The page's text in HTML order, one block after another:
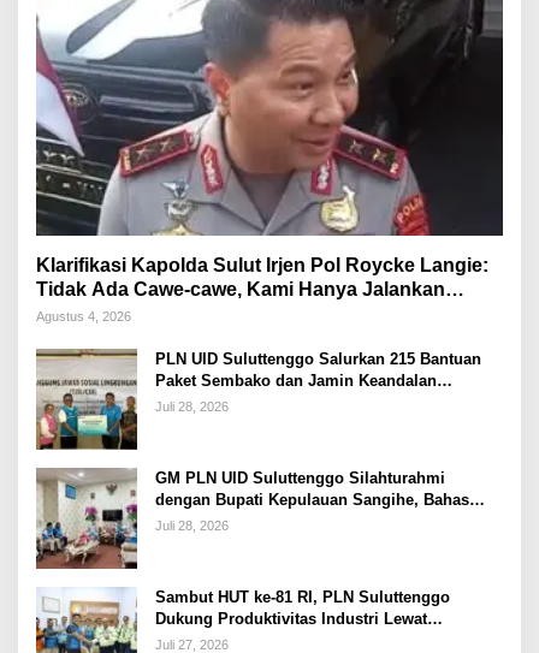
Klarifikasi Kapolda Sulut Irjen Pol Roycke Langie:
Tidak Ada Cawe-cawe, Kami Hanya Jalankan
Perintah Undang-Undang
Agustus 4, 2026
PLN UID Suluttenggo Salurkan 215 Bantuan
Paket Sembako dan Jamin Keandalan
Kelistrikan Pasca Bencana di Tamako
Juli 28, 2026
GM PLN UID Suluttenggo Silahturahmi
dengan Bupati Kepulauan Sangihe, Bahas
Keandalan Sistem Kelistrikan hingga
Juli 28, 2026
Sambut HUT ke-81 RI, PLN Suluttenggo
Dukung Produktivitas Industri Lewat
Penambahan Daya PT J Resources Bolaang
Juli 27, 2026